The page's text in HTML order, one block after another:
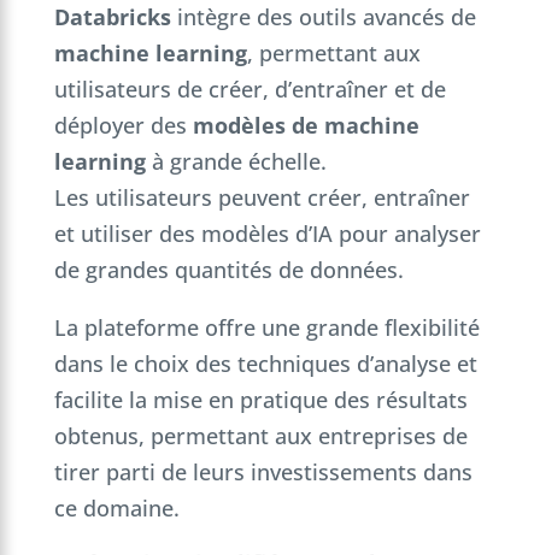
Databricksintègre des outils avancés de
machine learning, permettant aux
utilisateurs de créer, d’entraîner et de
déployer des modèles de machine
learningà grande échelle.
Les utilisateurs peuvent créer, entraîner
et utiliser des modèles d’IA pour analyser
de grandes quantités de données.
La plateforme offre une grande flexibilité
dans le choix des techniques d’analyse et
facilite la mise en pratique des résultats
obtenus, permettant aux entreprises de
tirer parti de leurs investissements dans
ce domaine.